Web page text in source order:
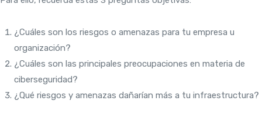
¿Cuáles son los riesgos o amenazas para tu empresa u
organización?
¿Cuáles son las principales preocupaciones en materia de
ciberseguridad?
¿Qué riesgos y amenazas dañarían más a tu infraestructura?